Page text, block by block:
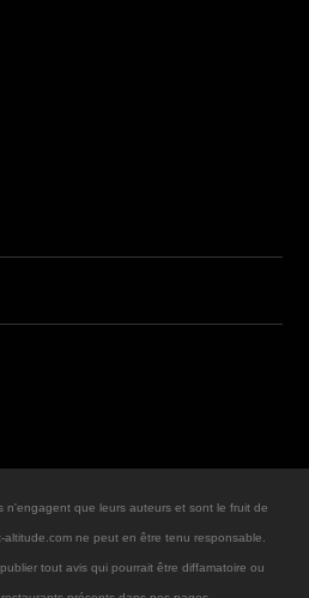
n'engagent que leurs auteurs et sont le fruit de
altitude.com ne peut en être tenu responsable.
tout avis qui pourrait être diffamatoire ou